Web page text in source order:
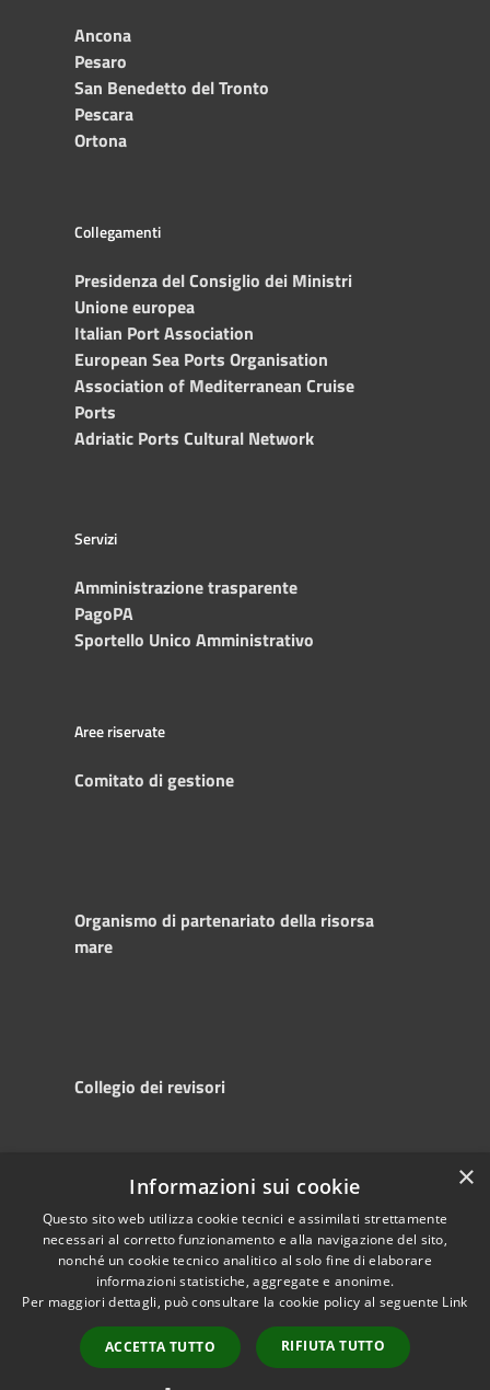
Ancona
Pesaro
San Benedetto del Tronto
Pescara
Ortona
Collegamenti
Presidenza del Consiglio dei Ministri
Unione europea
Italian Port Association
European Sea Ports Organisation
Association of Mediterranean Cruise
Ports
Adriatic Ports Cultural Network
Servizi
Amministrazione trasparente
PagoPA
Sportello Unico Amministrativo
Aree riservate
Comitato di gestione
Organismo di partenariato della risorsa
mare
Collegio dei revisori
Accessibility
Privacy
Cookie
Sitemap
Copyright © 2025
Autorità di
Sistema Portuale
del Mare Adriatico
Centrale
Powered by
Municipium
Accesso redazione
×
Informazioni sui cookie
Questo sito web utilizza cookie tecnici e assimilati strettamente
necessari al corretto funzionamento e alla navigazione del sito,
nonché un cookie tecnico analitico al solo fine di elaborare
informazioni statistiche, aggregate e anonime.
Per maggiori dettagli, può consultare la cookie policy al seguente Link
ACCETTA TUTTO RIFIUTA TUTTO